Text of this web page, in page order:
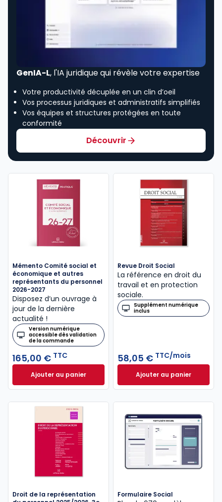
GenIA-L, l'IA juridique qui révèle votre expertise
Votre productivité décuplée en un clin d’oeil
Vos processus juridiques et administratifs simplifiés
Vos équipes et structures protégées en toute
conformité
Découvrir
Mémento Comité social et
économique et autres
représentants du personnel
2026-2027
Disposez d’un ouvrage à
jour de la dernière
actualité !
Version numérique
accessible dès validation
de la commande
165,00 € TTC
Ajouter au panierMémento Comité social et économique et autres
Revue Droit Social
La référence en droit du
travail et en protection
sociale.
Supplément numérique
inclus
58,05 € TTC/mois
Ajouter au panier
Revue Droit
Droit de la représentation
Formulaire Social